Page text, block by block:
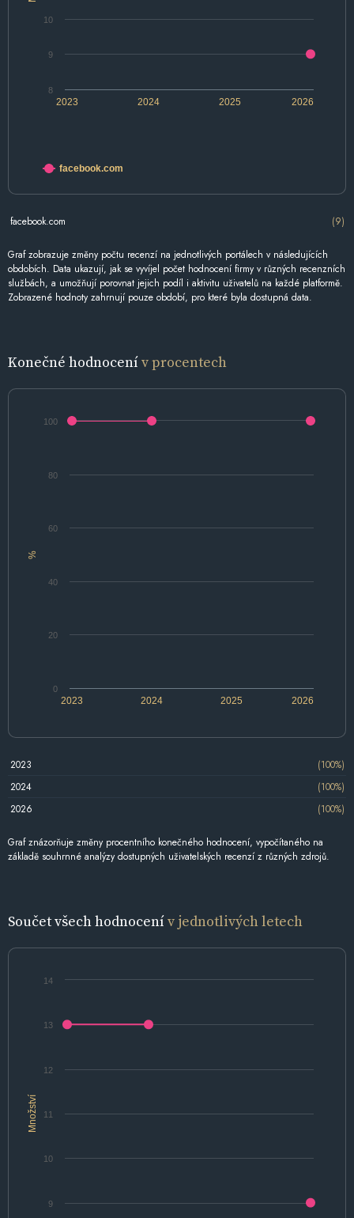
2024 2026
2023 2025
8
9
10
facebook.com
facebook.com (9)
Graf zobrazuje změny počtu recenzí na jednotlivých portálech v následujících
obdobích. Data ukazují, jak se vyvíjel počet hodnocení firmy v různých recenzních
službách, a umožňují porovnat jejich podíl i aktivitu uživatelů na každé platformě.
Zobrazené hodnoty zahrnují pouze období, pro které byla dostupná data.
Konečné hodnocenív procentech
%
2024 2026
2023 2025
0
20
40
60
80
100
2023
(100%)
2024
(100%)
2026
(100%)
Graf znázorňuje změny procentního konečného hodnocení, vypočítaného na
základě souhrnné analýzy dostupných uživatelských recenzí z různých zdrojů.
Součet všech hodnocenív jednotlivých letech
Množství
9
10
11
12
13
14